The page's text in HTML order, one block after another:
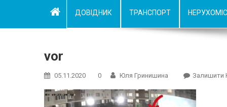
ДОВІДНИК ТРАНСПОРТ
vor
05.11.2020 0 Юля Гринишина Залишити